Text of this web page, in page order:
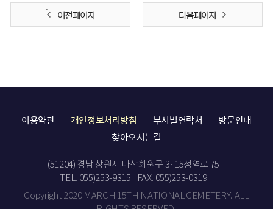
이전 페이지 다음 페이지
이용약관 개인정보처리방침 부서별연락처
방문안내
찾아오시는길
(51204) 경남 창원시 마산회원구 3·15성역로 75
TEL. 055)253-9315
FAX. 055)253-0319
Copyright 2020 MARCH 15TH NATIONAL CEMETERY. ALL